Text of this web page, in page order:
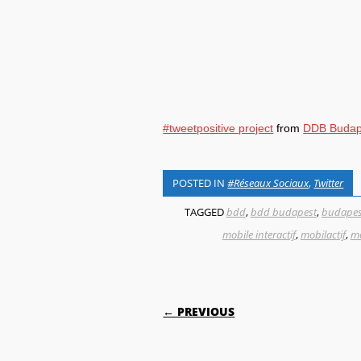
#tweetpositive project from DDB
POSTED IN#Réseaux Sociaux, Twitter
TAGGEDbdd,bdd budapest,
mobile interactif,mobilactif,
POST NAVIGATION
← PREVIOUS